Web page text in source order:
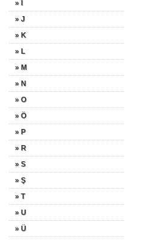
» İ
» J
» K
» L
» M
» N
» O
» Ö
» P
» R
» S
» Ş
» T
» U
» Ü